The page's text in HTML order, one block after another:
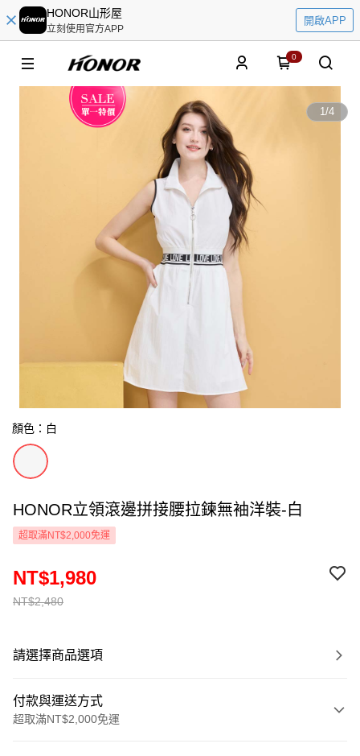
HONOR山形屋
立刻使用官方APP
開啟APP
0
1/4
顏色：白
HONOR立領滾邊拼接腰拉鍊無袖洋裝-白
超取滿NT$2,000免運
NT$2,480
NT$1,980
請選擇商品選項
付款與運送方式
超取滿NT$2,000免運